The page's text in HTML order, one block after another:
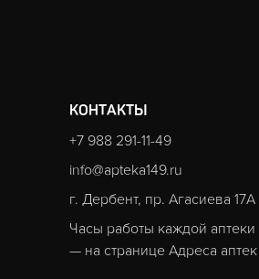
КОНТАКТЫ
+7 988 291-11-49
info@apteka149.ru
г. Дербент, пр. Агасиева 17А
Часы работы каждой аптеки
— на странице Адреса аптек